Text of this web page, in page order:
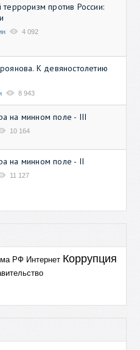
против России:
4 092
К девяностолетию
8 943
на минном поле - III
10 164
на минном поле - II
11 127
РФ Интернет Коррупция